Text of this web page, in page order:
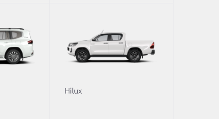
Hilux
жителей восьми самых крупных городов
Новгород, Новосибирск и Самару, внедорожники
России.
каждый пятый, мечтает именно о Toyota. Самыми